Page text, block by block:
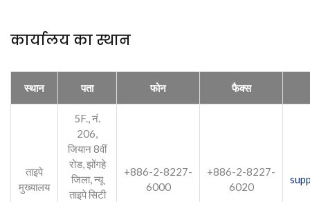
कार्यालय का स्थान
स्थान पता फोन फैक्स
ताइपे
मुख्यालय
5F., नं.
206,
जियान 8वीं
रोड, झोंगहे
जिला, न्यू
ताइपे सिटी
+886-2-8227-
6000
+886-2-8227-
6020